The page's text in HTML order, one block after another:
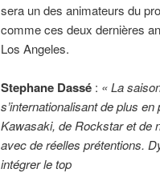
sera un des animateurs du
comme ces deux dernières
Los Angeles.
Stephane Dassé : « La
s’internationalisant de plus
Kawasaki, de Rockstar et de
avec de réelles prétentions.
intégrer le top